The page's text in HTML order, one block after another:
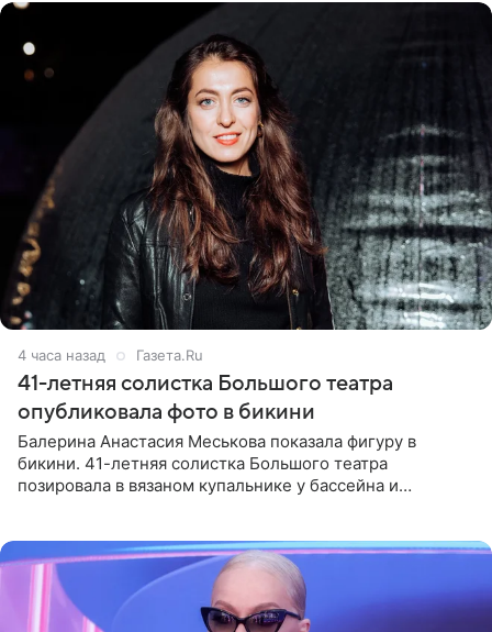
4 часа назад Газета.Ru
41-летняя солистка Большого театра
опубликовала фото в бикини
Балерина Анастасия Меськова показала фигуру в
бикини. 41-летняя солистка Большого театра
позировала в вязаном купальнике у бассейна и